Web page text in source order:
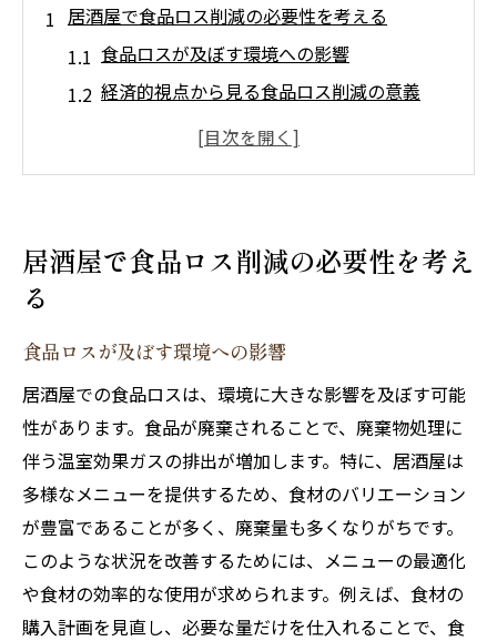
居酒屋で食品ロス削減の必要性を考える
食品ロスが及ぼす環境への影響
経済的視点から見る食品ロス削減の意義
法規制と居酒屋の役割
地域社会への貢献としての食品ロス削減
地元食材の活用で居酒屋の新しい魅力を発見
食材の地産地消による地域活性化
新鮮な食材でメニューの質を向上
生産者との直接連携による信頼構築
地元食材を使った創作メニューの可能性
地元食材を活かしたイベントの提案
食品ロスを減らすためのメニュー計画の工夫
食材ロスを減らすメニュー設計の基礎
シーズン食材を活用した柔軟なメニュー
居酒屋で食品ロス削減の必要性を考え
る
食品ロスが及ぼす環境への影響
居酒屋での食品ロスは、環境に大きな影響を及ぼす可能
性があります。食品が廃棄されることで、廃棄物処理に
伴う温室効果ガスの排出が増加します。特に、居酒屋は
多様なメニューを提供するため、食材のバリエーション
が豊富であることが多く、廃棄量も多くなりがちです。
このような状況を改善するためには、メニューの最適化
や食材の効率的な使用が求められます。例えば、食材の
購入計画を見直し、必要な量だけを仕入れることで、食